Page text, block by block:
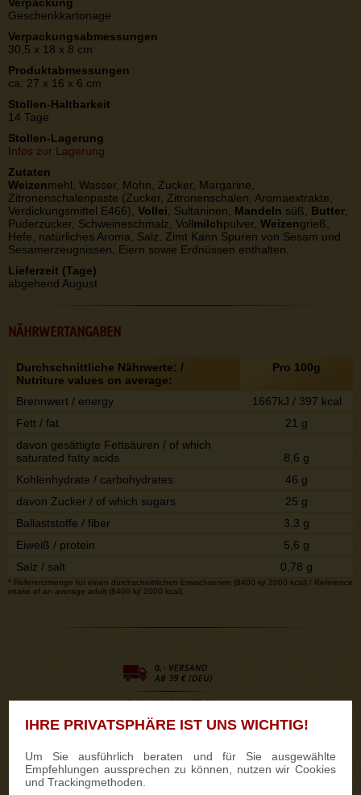
IHRE PRIVATSPHÄRE IST UNS WICHTIG!
Um Sie ausführlich beraten und für Sie ausgewählte
Empfehlungen aussprechen zu können, nutzen wir Cookies
und Trackingmethoden.
Geschenkkartonage
Verpackungsabmessungen
30,5 x 18 x 8 cm
Produktabmessungen
ca. 27 x 16 x 6 cm
Stollen-Haltbarkeit
14 Tage
Stollen-Lagerung
Infos zur Lagerung
Zutaten
Weizenmehl, Wasser, Mohn, Zucker, Margarine,
Zitronenschalenpaste (Zucker, Zitronenschalen, Aromaextrakte,
Verdickungsmittel E466), Vollei , Sultaninen, Mandeln süß, Butter
Puderzucker, Schweineschmalz, Vollmilchpulver, Weizengrieß,
Hefe, natürliches Aroma, Salz, Zimt Kann Spuren von Sesam und
Sesamerzeugnissen, Eiern sowie Erdnüssen enthalten.
Lieferzeit (Tage)
abgehend August
NÄHRWERTANGABEN
Durchschnittliche Nährwerte: /
Nutriture values on average:
Pro 100g
Brennwert / energy
1667kJ / 397 kcal
Fett / fat
21 g
davon gesättigte Fettsäuren / of which
saturated fatty acids
8,6 g
Kohlenhydrate / carbohydrates
46 g
davon Zucker / of which sugars
25 g
Ballaststoffe / fiber
3,3 g
Eiweiß / protein
5,6 g
Salz / salt
0,78 g
* Referenzmenge für einen durchschnittlichen Erwachsenen (8400 kj/ 2000 kcal)./ Reference
intake of an average adult (8400 kj/ 2000 kcal).